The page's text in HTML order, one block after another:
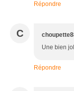
Répondre
C
Une bien
Répondre